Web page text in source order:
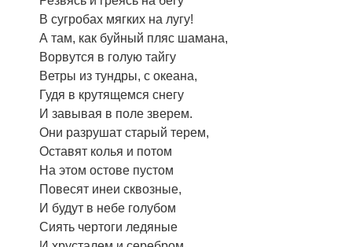
В сугробах мягких на лугу!
А там, как буйный пляс шамана,
Ворвутся в голую тайгу
Ветры из тундры, с океана,
Гудя в крутящемся снегу
И завывая в поле зверем.
Они разрушат старый терем,
Оставят колья и потом
На этом остове пустом
Повесят инеи сквозные,
И будут в небе голубом
Сиять чертоги ледяные